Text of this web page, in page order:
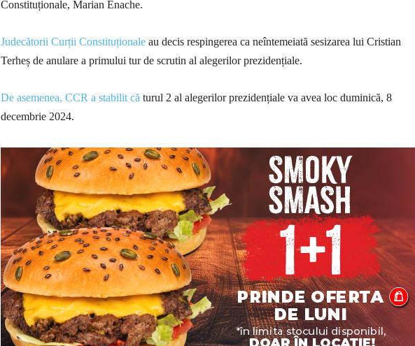
Constituționale, Marian Enache.
Judecătorii Curții Constituționale au decis respingerea ca neîntemeiată sesizarea lui Cristian
Terheș de anulare a primului tur de scrutin al alegerilor prezidențiale.
De asemenea, CCR a stabilit că turul 2 al alegerilor prezidențiale va avea loc duminică, 8
decembrie 2024.